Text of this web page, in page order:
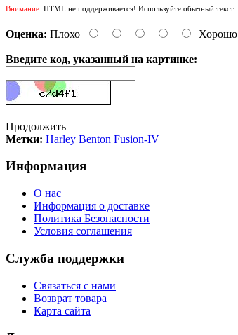
Внимание: HTML не поддерживается! Используйте обычный текст.
Оценка: Плохо Хорошо
Введите код, указанный на картинке:
Продолжить
Метки: Harley Benton Fusion-IV
Информация
О нас
Информация о доставке
Политика Безопасности
Условия соглашения
Служба поддержки
Связаться с нами
Возврат товара
Карта сайта